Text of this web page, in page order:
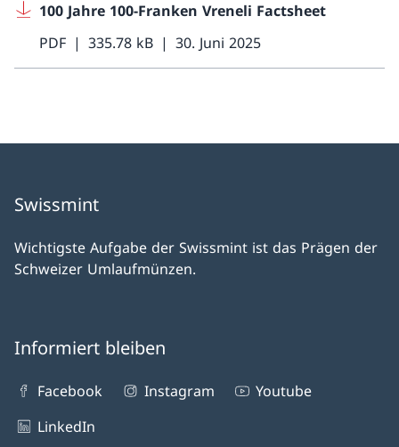
100 Jahre 100-Franken Vreneli Factsheet
PDF
335.78 kB 30. Juni 2025
Swissmint
Wichtigste Aufgabe der Swissmint ist das Prägen der
Schweizer Umlaufmünzen.
Informiert bleiben
Facebook Instagram
Youtube
LinkedIn